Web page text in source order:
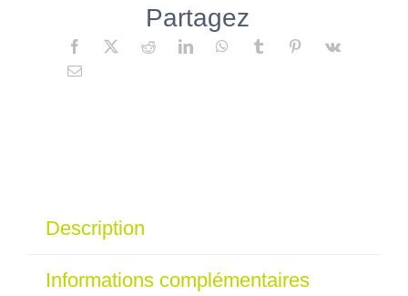
Partagez
Description
Informations complémentaires